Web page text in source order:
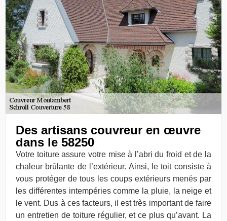
Des artisans couvreur en œuvre
dans le 58250
Votre toiture assure votre mise à l’abri du froid et de la
chaleur brûlante de l’extérieur. Ainsi, le toit consiste à
vous protéger de tous les coups extérieurs menés par
les différentes intempéries comme la pluie, la neige et
le vent. Dus à ces facteurs, il est très important de faire
un entretien de toiture régulier, et ce plus qu’avant. La